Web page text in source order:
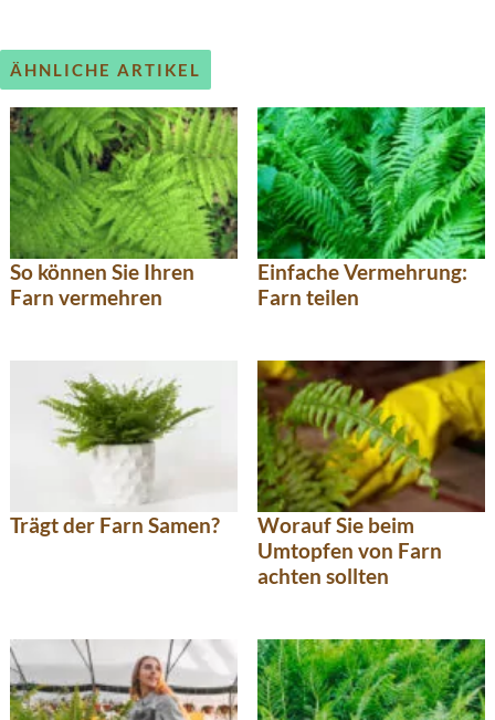
ÄHNLICHE ARTIKEL
So können Sie Ihren
Farn vermehren
Einfache Vermehrung:
Farn teilen
Trägt der Farn Samen?
Worauf Sie beim
Umtopfen von Farn
achten sollten